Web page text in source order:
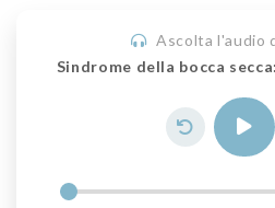
Ascolta l'audio
Sindrome della bocca